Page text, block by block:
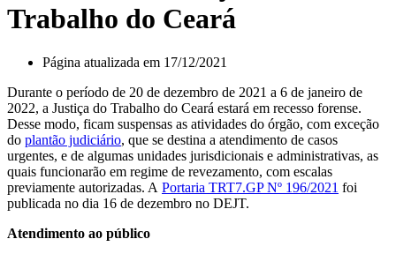
Trabalho do Ceará
Página atualizada em 17/12/2021
Durante o período de 20 de dezembro de 2021 a 6 de janeiro de
2022, a Justiça do Trabalho do Ceará estará em recesso forense.
Desse modo, ficam suspensas as atividades do órgão, com exceção
do plantão judiciário, que se destina a atendimento de casos
urgentes, e de algumas unidades jurisdicionais e administrativas, as
quais funcionarão em regime de revezamento, com escalas
previamente autorizadas. A Portaria TRT7.GP Nº 196/2021 foi
publicada no dia 16 de dezembro no DEJT.
Atendimento ao público